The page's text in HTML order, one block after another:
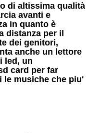
di altissima qualità
avanti e
in quanto è
distanza per il
dei genitori,
anche un lettore
led, un
card per far
le musiche che piu'